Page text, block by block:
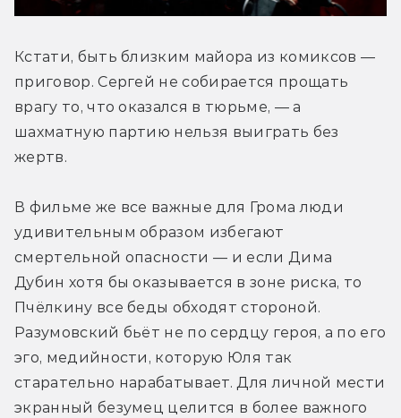
Кстати, быть близким майора из комиксов —
приговор. Сергей не собирается прощать
врагу то, что оказался в тюрьме, — а
шахматную партию нельзя выиграть без
жертв.
В фильме же все важные для Грома люди
удивительным образом избегают
смертельной опасности — и если Дима
Дубин хотя бы оказывается в зоне риска, то
Пчёлкину все беды обходят стороной.
Разумовский бьёт не по сердцу героя, а по его
эго, медийности, которую Юля так
старательно нарабатывает. Для личной мести
экранный безумец целится в более важного